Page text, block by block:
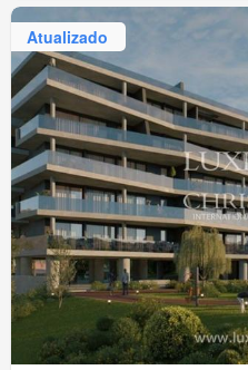
Atualizado